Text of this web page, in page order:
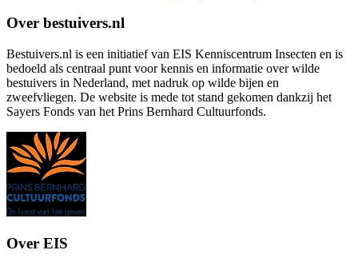
Over bestuivers.nl
Bestuivers.nl is een initiatief van EIS Kenniscentrum Insecten en is
bedoeld als centraal punt voor kennis en informatie over wilde
bestuivers in Nederland, met nadruk op wilde bijen en
zweefvliegen. De website is mede tot stand gekomen dankzij het
Sayers Fonds van het Prins Bernhard Cultuurfonds.
Over EIS